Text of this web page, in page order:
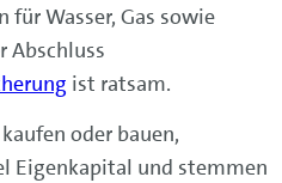
Wasser, Gas sowie
Abschluss
ist ratsam.
oder bauen,
Eigenkapital und stemmen